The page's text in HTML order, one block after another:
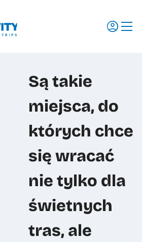
Regiony
Szkolenia
Promocje
Dlaczego my
Dokumenty do pobrania
Ubezpieczenia
Pracuj z nami
Są takie
miejsca, do
których chce
się wracać
nie tylko dla
świetnych
tras, ale